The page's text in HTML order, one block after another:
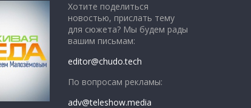
Хотите поделиться
новостью, прислать тему
для сюжета? Мы будем рады
вашим письмам:
editor@chudo.tech
По вопросам рекламы:
adv@teleshow.media